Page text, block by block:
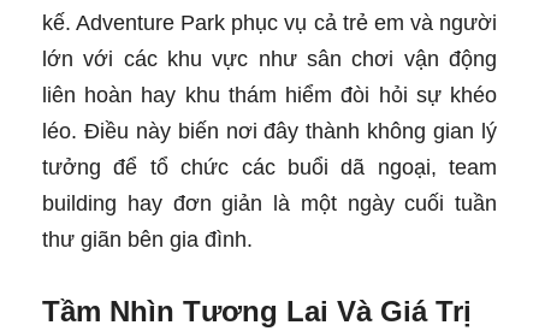
kế. Adventure Park phục vụ cả trẻ em và người
lớn với các khu vực như sân chơi vận động
liên hoàn hay khu thám hiểm đòi hỏi sự khéo
léo. Điều này biến nơi đây thành không gian lý
tưởng để tổ chức các buổi dã ngoại, team
building hay đơn giản là một ngày cuối tuần
thư giãn bên gia đình.
Tầm Nhìn Tương Lai Và Giá Trị